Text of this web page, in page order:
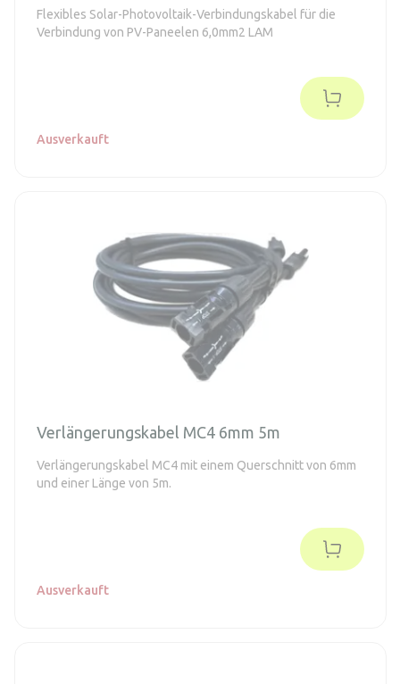
Flexibles Solar-Photovoltaik-Verbindungskabel für die
Verbindung von PV-Paneelen 6,0mm2 LAM
Ausverkauft
Verlängerungskabel MC4 6mm 5m
Verlängerungskabel MC4 mit einem Querschnitt von 6mm
und einer Länge von 5m.
Ausverkauft